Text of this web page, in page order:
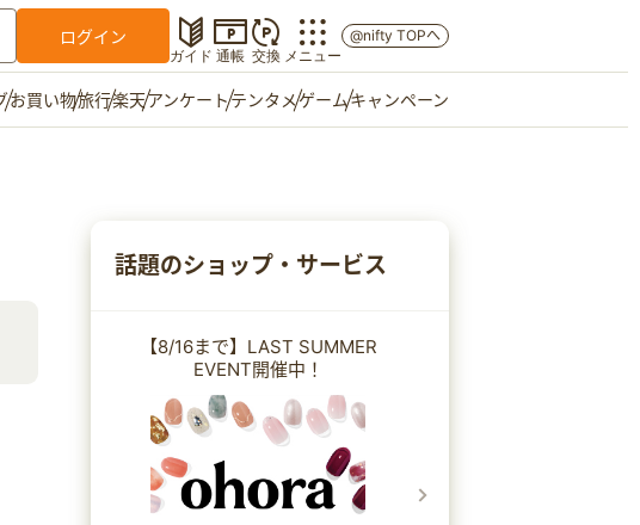
ログイン
ガイド 通帳 交換 メニュー
ご意見箱
@nifty TOPへ
お買い物旅行楽天アンケートテンタメゲームキャンペーン
話題のショップ・サービス
【8/16まで】LAST SUMMER
EVENT開催中！